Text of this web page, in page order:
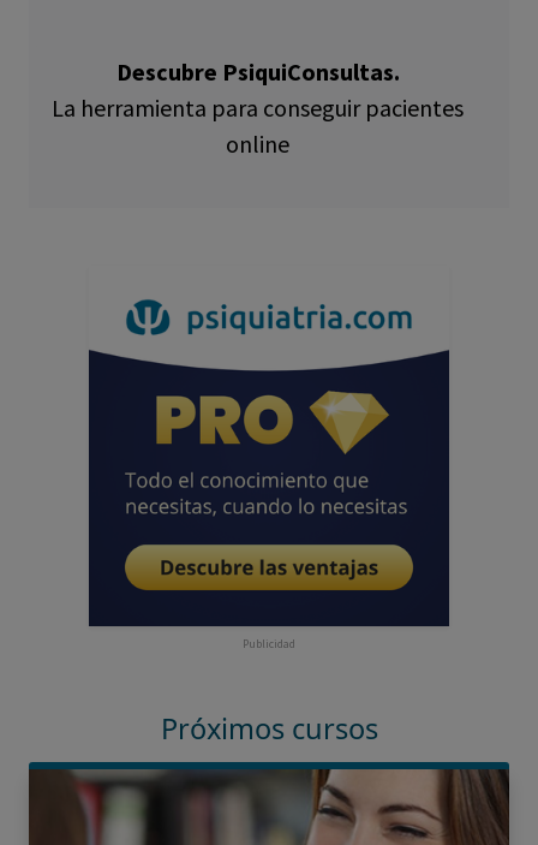
Descubre PsiquiConsultas.
La herramienta para conseguir pacientes
online
Publicidad
Próximos cursos